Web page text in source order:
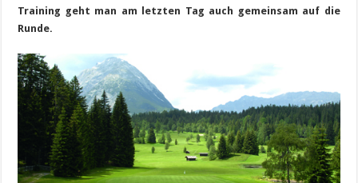
Training geht man am letzten Tag auch gemeinsam auf die
Runde.